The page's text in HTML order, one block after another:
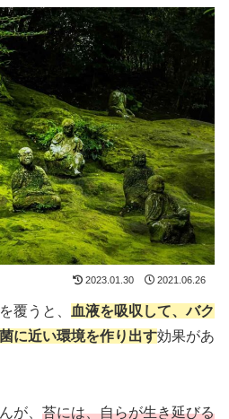
2023.01.30 2021.06.26
覆うと、
血液を吸収して、バク
に近い環境を作り出す効果があ
が、 苔には、自らが生き延びる